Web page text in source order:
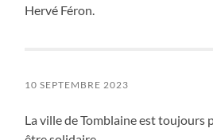
Hervé Féron.
10 SEPTEMBRE 2023
La ville de Tomblaine est toujours